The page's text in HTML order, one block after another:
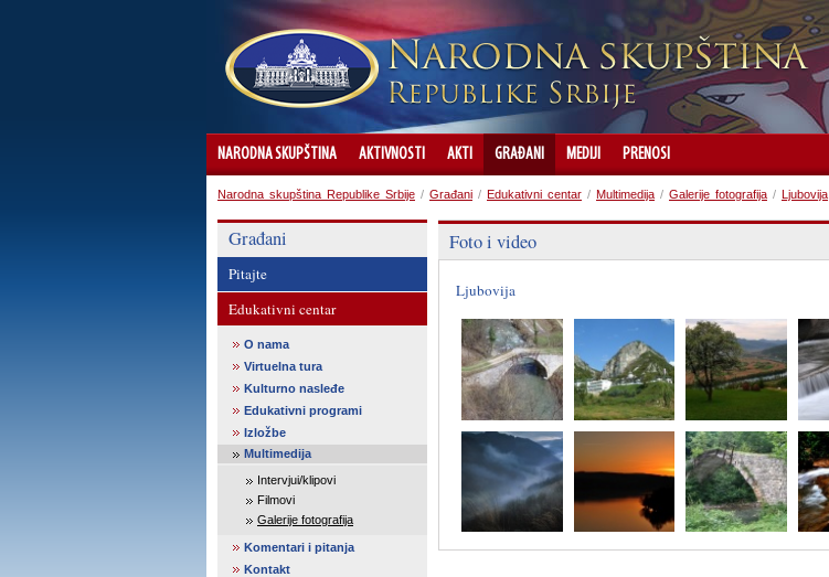
NARODNA SKUPŠTINA AKTIVNOSTI AKTI GRAĐANI MEDIJI PRENOSI
Narodna skupština Republike Srbije / Građani / Edukativni centar / Multimedija / Galerije fotografija / Ljubovija
Građani
Pitajte
Edukativni centar
O nama
Virtuelna tura
Kulturno nasleđe
Edukativni programi
Izložbe
Multimedija
Intervjui/klipovi
Filmovi
Galerije fotografija
Komentari i pitanja
Kontakt
Foto i video
Ljubovija